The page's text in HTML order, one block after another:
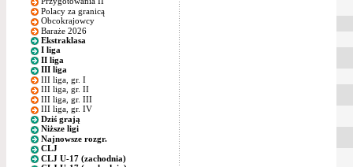
Polacy za granicą
Obcokrajowcy
Baraże 2026
Ekstraklasa
I liga
II liga
III liga
III liga, gr. I
III liga, gr. II
III liga, gr. III
III liga, gr. IV
Dziś grają
Niższe ligi
Najnowsze rozgr.
CLJ
CLJ U-17 (zachodnia)